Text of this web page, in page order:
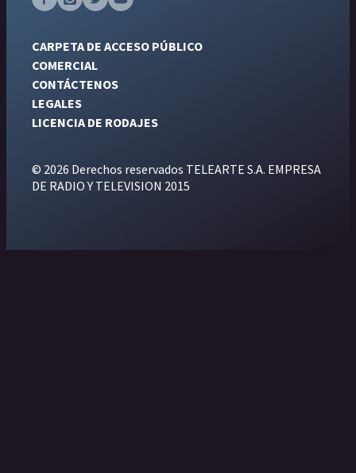
CARPETA DE ACCESO PÚBLICO
COMERCIAL
CONTÁCTENOS
LEGALES
LICENCIA DE RODAJES
© 2026 Derechos reservados TELEARTE S.A. EMPRESA
DE RADIO Y TELEVISION 2015